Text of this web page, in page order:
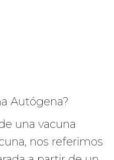
Autógena?
una vacuna
nos referimos